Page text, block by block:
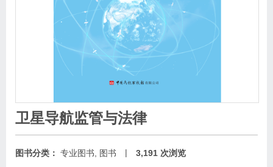
卫星导航监管与法律
图书分类： 专业图书 图书 | 3,191 次浏览